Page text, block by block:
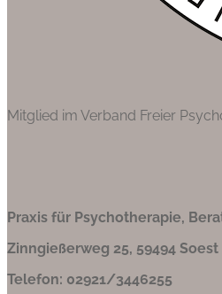
Mitglied im Verband Freier
Praxis für Psychotherapie,
Zinngießerweg 25, 59494 Soest
Telefon: 02921/3446255